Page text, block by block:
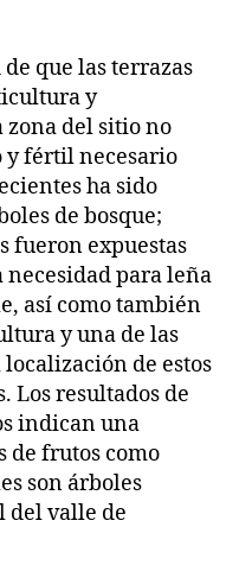
que las terrazas
y
del sitio no
y fértil necesario
ha sido
de bosque;
fueron expuestas
necesidad para leña
así como también
y una de las
de estos
Los resultados de
indican una
de frutos como
son árboles
del valle de